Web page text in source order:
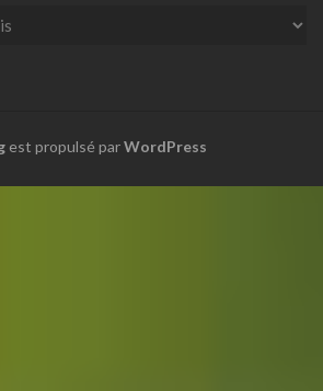
est propulsé parWordPress